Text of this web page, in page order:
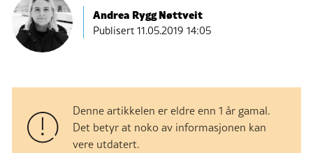
Andrea Rygg Nøttveit
Publisert11.05.2019 14:05
Denne artikkelen er eldre enn 1 år gamal.
Det betyr at noko av informasjonen kan
vere utdatert.